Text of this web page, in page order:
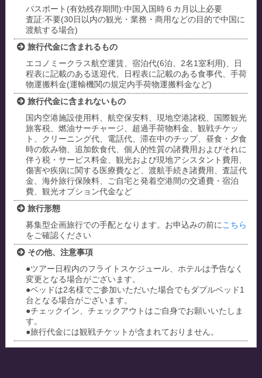
パスポート(有効残存期間):中国入国時６カ月以上必要
査証:不要(30日以内の観光・業務・商用などの目的で中国に
渡航する場合)
旅行代金に含まれるもの
エコノミークラス航空運賃、宿泊代(6泊、2名1室利用)、日
程表に記載のある送迎代、日程表に記載のある食事代、手荷
物運搬料金(運輸機関の規定内手荷物運搬料金など)
旅行代金に含まれないもの
国内空港施設使用料、航空保安料、現地空港諸税、国際観光
旅客税、燃油サーチャージ、超過手荷物料金、観戦チケッ
ト、クリーニング代、電話代、滞在中のチップ、昼食・夕食
時の飲み物、追加飲食代、個人的性質の諸費用およびそれに
伴う税・サービス料金、観光および現地アシスタント費用、
傷害や疾病に関する医療費など、渡航手続き諸費用、査証代
金、海外旅行保険料、ご自宅と発着空港間の交通費・宿泊
費、観光オプション代金など
旅行形態
募集型企画旅行での手配となります。お申込みの前に こちら
をご確認ください
その他、注意事項
●ツアー日程内のフライトスケジュール、ホテルは予告なく
変更となる場合がございます。
●ベッドは2名様でご参加いただいた場合でもダブルベッド1
台となる場合がございます。
●チェックイン、チェックアウトはご自身でお願いいたしま
す。
●旅行代金には観戦チケットが含まれておりません。